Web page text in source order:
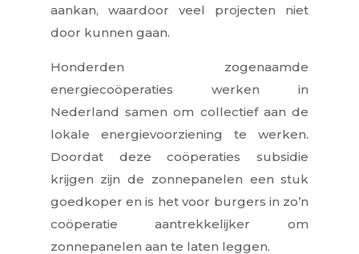
aankan, waardoor veel projecten niet
door kunnen gaan.
Honderden zogenaamde
energiecoöperaties werken in
Nederland samen om collectief aan de
lokale energievoorziening te werken.
Doordat deze coöperaties subsidie
krijgen zijn de zonnepanelen een stuk
goedkoper en is het voor burgers in zo’n
coöperatie aantrekkelijker om
zonnepanelen aan te laten leggen.